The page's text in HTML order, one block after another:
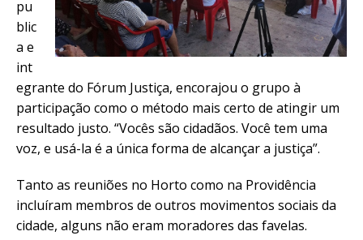
pu
blic
a e
int
egrante do Fórum Justiça, encorajou o grupo à
participação como o método mais certo de atingir um
resultado justo. “Vocês são cidadãos. Você tem uma
voz, e usá-la é a única forma de alcançar a justiça”.
Tanto as reuniões no Horto como na Providência
incluíram membros de outros movimentos sociais da
cidade, alguns não eram moradores das favelas.